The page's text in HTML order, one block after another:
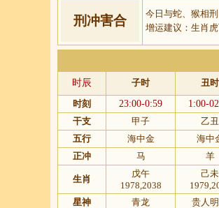
刑冲害合
今日与蛇、猴相
增运建议：生肖
时辰 子时 丑时
时刻
23:00-0:59 1:00-
干支
甲子 乙丑
五行
海中金 海中
正冲
马 羊
生肖
戊午
1978,2038
己未
星神
青龙 贵人